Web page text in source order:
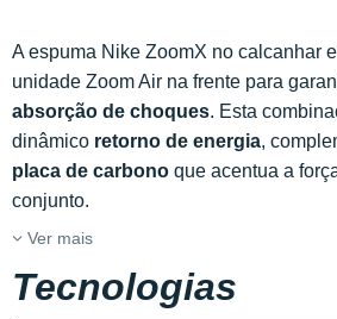
A espuma Nike ZoomX no calcanhar
unidade Zoom Air na frente para
absorção de choques. Esta
dinâmico retorno de energia,
placa de carbono que acentua a
conjunto.
Ver mais
Tecnologias